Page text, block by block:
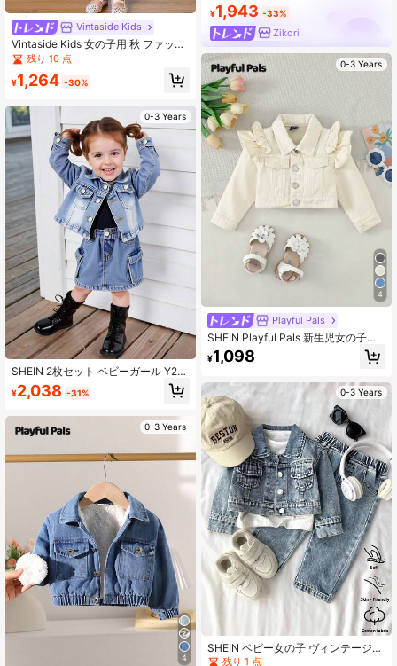
Vintaside Kids
Vintaside Kids 女の子用 秋 ファッシ
ョナブルで多用途なフローラル刺繍
ウォッシュデニムジャケット、デイ
リーのレジャータイムや涼しい秋の
残り 10 点
¥1,264 -30%
0-3 Years
SHEIN 2枚セット ベビーガール Y2K
ラインストーン装飾 ブルーデニム ラ
ペル 長袖 クロップドジャケット&ス
&快適ウェア、快適、カジュアル&フ
ァッショナブルな休暇アウトフィッ
¥2,038 -31%
0-3 Years
4
¥1,943 -33%
Zikori
0-3 Years
4
Playful Pals
SHEIN Playful Pals 新生児女の子用
ダブルレイヤー フリル付き ヴィンテ
ージ風 ファッショナブル デニム シ
¥1,098
0-3 Years
SHEIN ベビー女の子 ヴィンテージウ
ォッシュ ライトブルー デニムジャケ
残り 1 点